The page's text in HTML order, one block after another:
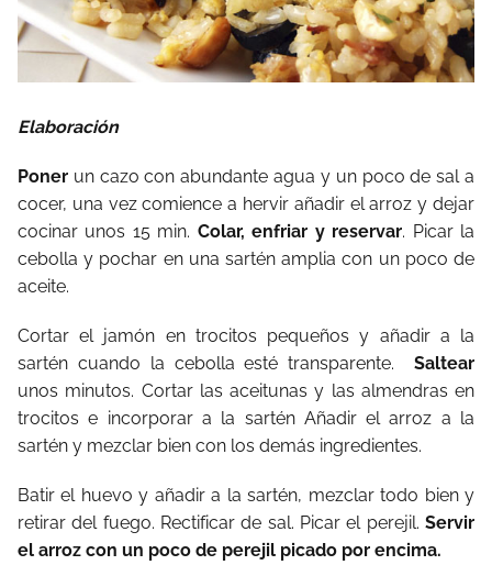
Elaboración
Poner un cazo con abundante agua y un poco de sal a
cocer, una vez comience a hervir añadir el arroz y dejar
cocinar unos 15 min. Colar, enfriar y reservar. Picar la
cebolla y pochar en una sartén amplia con un poco de
aceite.
Cortar el jamón en trocitos pequeños y añadir a la
sartén cuando la cebolla esté transparente.
Saltear
unos minutos. Cortar las aceitunas y las almendras en
trocitos e incorporar a la sartén Añadir el arroz a la
sartén y mezclar bien con los demás ingredientes.
Batir el huevo y añadir a la sartén, mezclar todo bien y
retirar del fuego. Rectificar de sal. Picar el perejil. Servir
el arroz con un poco de perejil picado por encima.